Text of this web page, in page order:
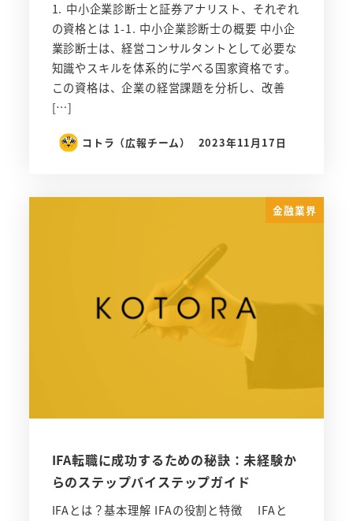
1. 中小企業診断士と証券アナリスト、それぞれ
の資格とは 1-1. 中小企業診断士の概要 中小企
業診断士は、経営コンサルタントとして必要な
知識やスキルを体系的に学べる国家資格です。
この資格は、企業の経営課題を分析し、改善
[…]
コトラ（広報チーム） 2023年11月17日
金融業界
IFA転職に成功するための秘訣：未経験か
らのステップバイステップガイド
IFAとは？基本理解 IFAの役割と特徴 IFAと